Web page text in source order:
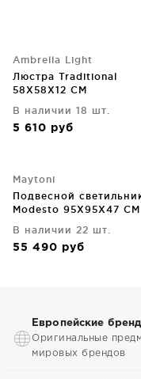
Ambrella Light
Люстра Traditional
58X58X12 CM
В наличии 18 шт.
5 610 руб
Maytoni
Подвесной
Modesto 95X95X47 CM
В наличии 22 шт.
55 490 руб
Европейские
Оригинальные
мировых брендов